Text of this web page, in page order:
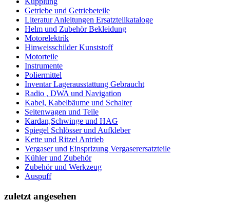
Getriebe und Getriebeteile
Literatur Anleitungen Ersatzteilkataloge
Helm und Zubehör Bekleidung
Motorelektrik
Hinweisschilder Kunststoff
Motorteile
Instrumente
Poliermittel
Inventar Lagerausstattung Gebraucht
Radio , DWA und Navigation
Kabel, Kabelbäume und Schalter
Seitenwagen und Teile
Kardan,Schwinge und HAG
Spiegel Schlösser und Aufkleber
Kette und Ritzel Antrieb
Vergaser und Einsprizung Vergaserersatzteile
Kühler und Zubehör
Zubehör und Werkzeug
Auspuff
zuletzt angesehen